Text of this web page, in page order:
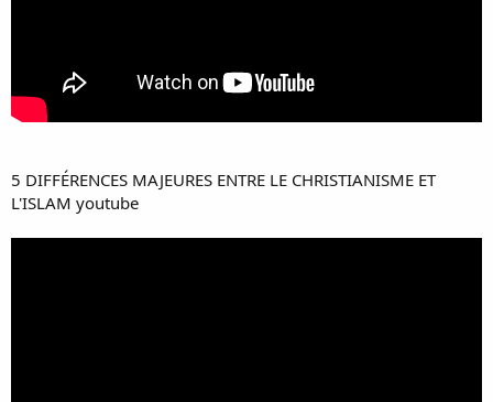
5 DIFFÉRENCES MAJEURES ENTRE LE CHRISTIANISME ET
L'ISLAM youtube